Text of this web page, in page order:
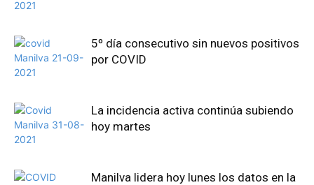
5º día consecutivo sin nuevos positivos
por COVID
La incidencia activa continúa subiendo
hoy martes
Manilva lidera hoy lunes los datos en la